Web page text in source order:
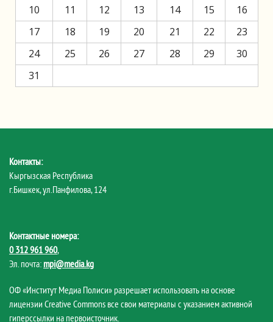
10
11 12 13 14 15
16
17
18 19 20 21 22
23
24
25 26 27 28 29
30
31
Контакты:
Кыргызская Республика
г.Бишкек, ул.Панфилова, 124
Контактные номера:
0 312 961 960,
Эл. почта: mpi@media.kg
ОФ «Институт Медиа Полиси» разрешает использовать на основе
лицензии Creative Commons все свои материалы с указанием активной
гиперссылки на первоисточник.